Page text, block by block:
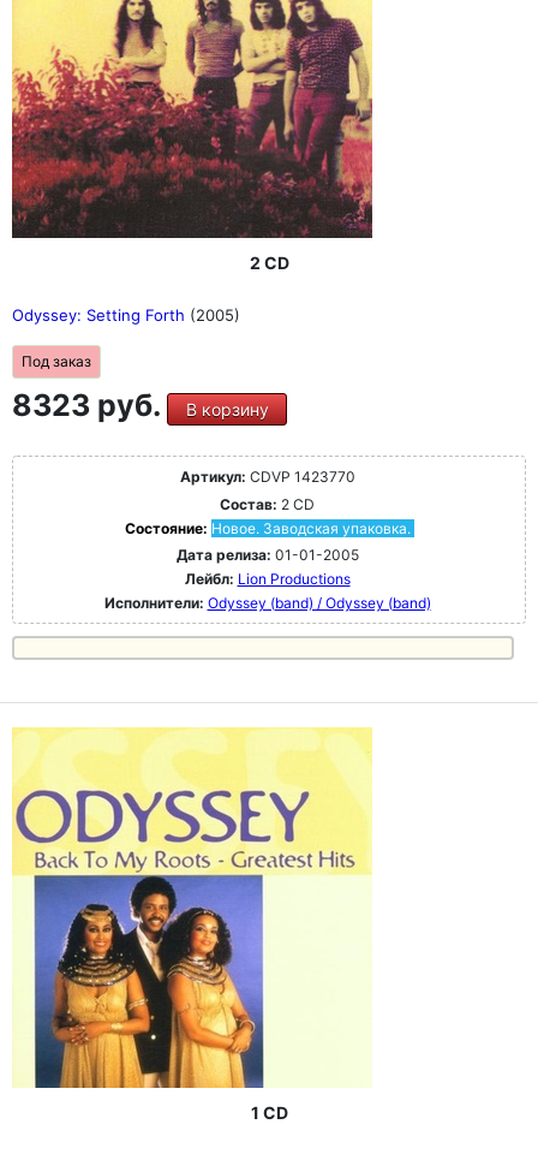
2 CD
Odyssey: Setting Forth (2005)
Под заказ
8323 руб. В корзину
Артикул: CDVP 1423770
Состав: 2 CD
Состояние: Новое. Заводская упаковка.
Дата релиза: 01-01-2005
Лейбл: Lion Productions
Исполнители: Odyssey (band) / Odyssey (band)
1 CD